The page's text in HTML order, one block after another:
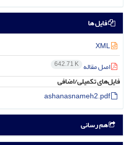
فایل ها
اصل مقاله 642.71 K
فایل‌های تکمیلی/اضافی
هم رسانی